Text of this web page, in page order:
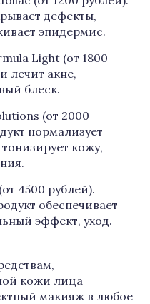
дефекты,
эпидермис.
Light (от 1800
лечит акне,
блеск.
(от 2000
нормализует
кожу,
4500 рублей).
обеспечивает
эффект, уход.
кожи лица
макияж в любое